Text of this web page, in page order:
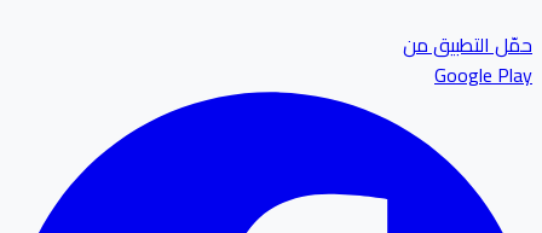
التطبيق من
Google